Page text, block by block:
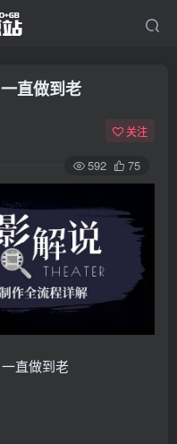
直做到老
关注
592 75
直做到老